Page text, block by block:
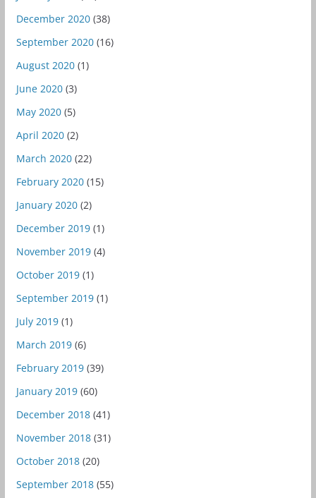
December 2020(38)
September 2020(16)
August 2020(1)
June 2020(3)
May 2020(5)
April 2020(2)
March 2020(22)
February 2020(15)
January 2020(2)
December 2019(1)
November 2019(4)
October 2019(1)
September 2019(1)
July 2019(1)
March 2019(6)
February 2019(39)
January 2019(60)
December 2018(41)
November 2018(31)
October 2018(20)
September 2018(55)